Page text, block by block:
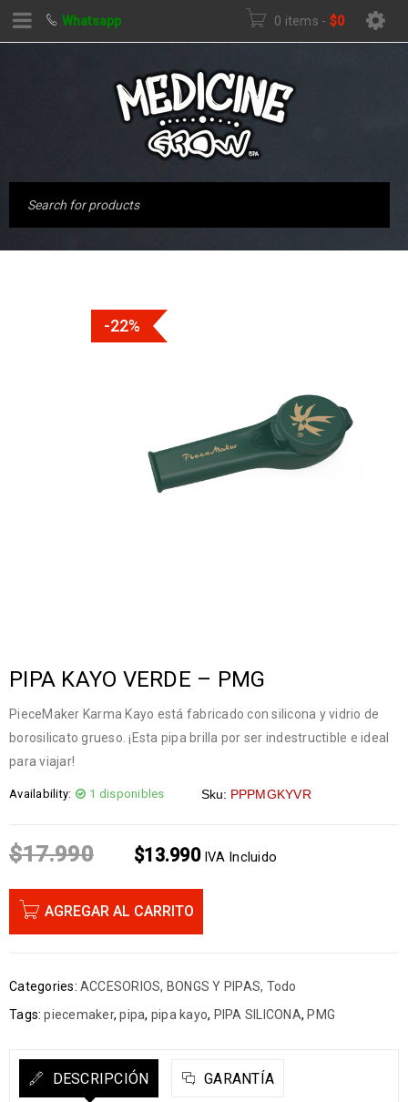
Whatsapp 0 items - $0
-22%
PIPA KAYO VERDE – PMG
PieceMaker Karma Kayo está fabricado con silicona y vidrio de
borosilicato grueso. ¡Esta pipa brilla por ser indestructible e ideal
para viajar!
Availability: 1 disponibles Sku: PPPMGKYVR
$17.990 $13.990 IVA Incluido
AGREGAR AL CARRITO
Categories: ACCESORIOS, BONGS Y PIPAS, Todo
Tags: piecemaker,pipa, pipa kayo, PIPA SILICONA, PMG
DESCRIPCIÓN GARANTÍA